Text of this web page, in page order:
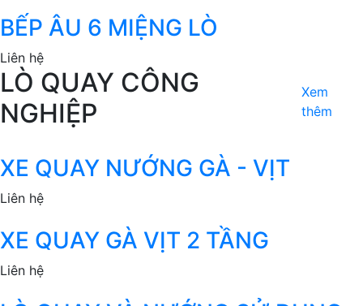
BẾP ÂU 6 MIỆNG LÒ
Liên hệ
LÒ QUAY CÔNG
NGHIỆP
Xem
thêm
XE QUAY NƯỚNG GÀ - VỊT
Liên hệ
XE QUAY GÀ VỊT 2 TẦNG
Liên hệ